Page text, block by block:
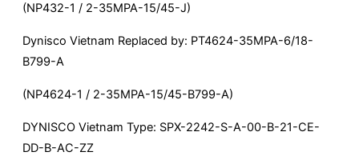
(NP432-1 / 2-35MPA-15/45-J)
Dynisco Vietnam Replaced by: PT4624-35MPA-6/18-
B799-A
(NP4624-1 / 2-35MPA-15/45-B799-A)
DYNISCO Vietnam Type: SPX-2242-S-A-00-B-21-CE-
DD-B-AC-ZZ